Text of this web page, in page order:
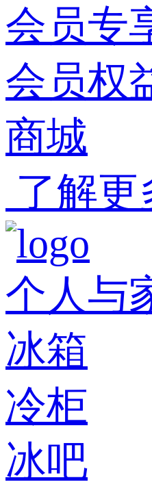
会员专
会员权
商城
了解更
个人与
冰箱
冷柜
冰吧